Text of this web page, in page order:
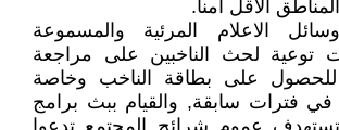
الاقل امنا.
الاعلام المرئية والمسموعة
توعية لحث الناخبين على مراجعة
للحصول على بطاقة الناخب وخاصة
في فترات سابقة, والقيام ببث برامج